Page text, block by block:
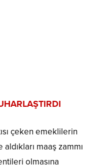
çeken emeklilerin
maaş zammı
olmasına